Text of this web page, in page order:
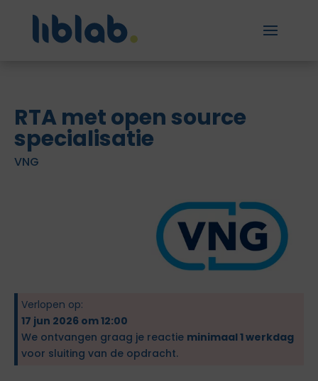
RTA met open source
specialisatie
VNG
Verlopen op:
17 jun 2026 om 12:00
We ontvangen graag je reactie minimaal 1 werkdag
voor sluiting van de opdracht.